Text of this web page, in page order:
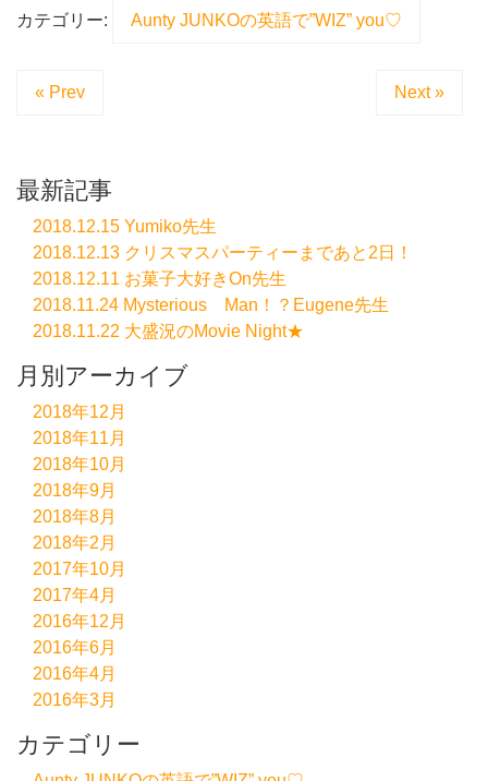
カテゴリー: Aunty JUNKOの英語で”WIZ” you♡
« Prev Next »
最新記事
2018.12.15 Yumiko先生
2018.12.13 クリスマスパーティーまであと2日！
2018.12.11 お菓子大好きOn先生
2018.11.24 Mysterious Man！？Eugene先生
2018.11.22 大盛況のMovie Night★
月別アーカイブ
2018年12月
2018年11月
2018年10月
2018年9月
2018年8月
2018年2月
2017年10月
2017年4月
2016年12月
2016年6月
2016年4月
2016年3月
カテゴリー